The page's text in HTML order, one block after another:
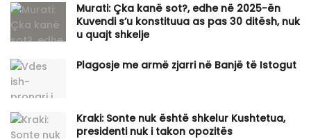
Murati: Çka kanë sot?, edhe në 2025-ën
Kuvendi s’u konstituua as pas 30 ditësh, nuk
u quajt shkelje
Plagosje me armë zjarri në Banjë të Istogut
Kraki: Sonte nuk është shkelur Kushtetua,
presidenti nuk i takon opozitës